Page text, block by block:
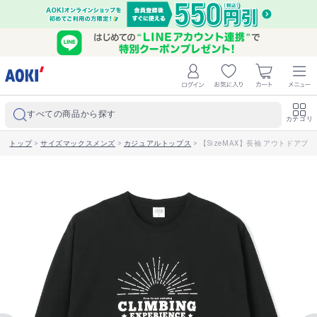
すべての商品から探す カテゴリ
トップ>サイズマックスメンズ > カジュアルトップス > 【SizeMAX】長袖 アウトドアプ